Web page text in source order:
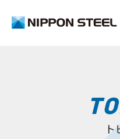
日鉄ファー
リ